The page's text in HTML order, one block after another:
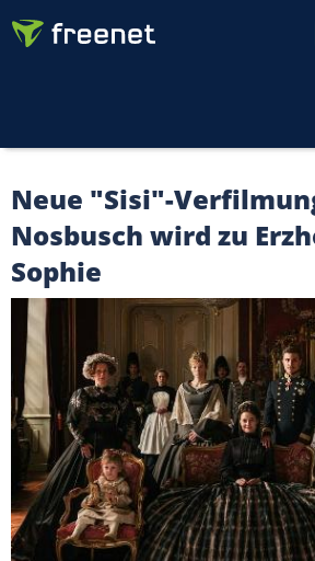
Neue "Sisi"-
Nosbusch wird zu
Sophie